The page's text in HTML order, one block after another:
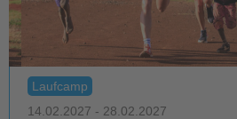
Laufcamp
14.02.2027 - 28.02.2027